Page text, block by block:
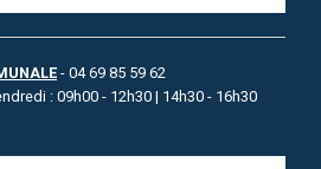
- 04 69 85 59 62
: 09h00 - 12h30 | 14h30 - 16h30